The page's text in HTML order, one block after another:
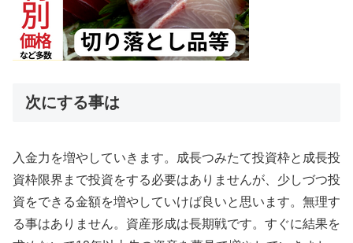
次にする事は
入金力を増やしていきます。成長つみたて投資枠と成長投
資枠限界まで投資をする必要はありませんが、少しづつ投
資をできる金額を増やしていけば良いと思います。無理す
る事はありません。資産形成は長期戦です。すぐに結果を